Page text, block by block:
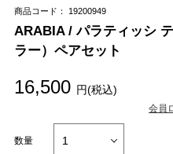
商品コード： 19200949
ARABIA / パラティッシ
ラー）ペアセット
16,500 円(税込)
会員
数量